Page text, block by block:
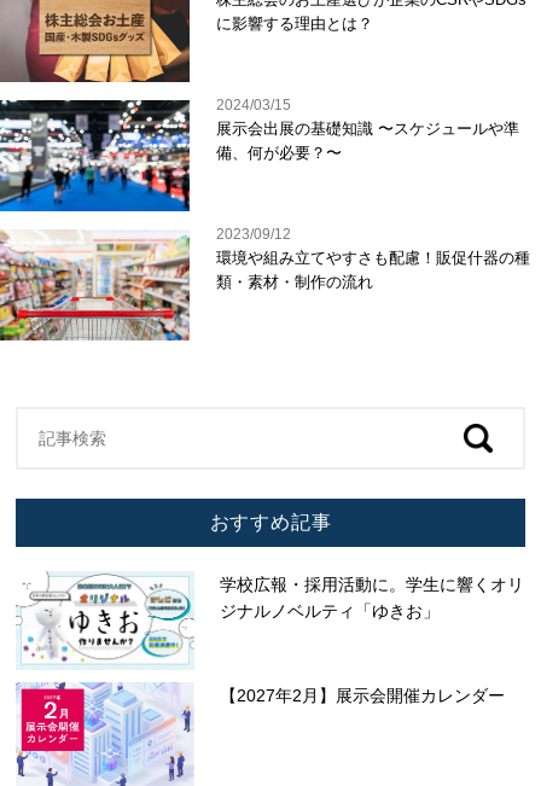
に影響する理由とは？
2024/03/15
展示会出展の基礎知識 〜スケジュールや準
備、何が必要？〜
2023/09/12
環境や組み立てやすさも配慮！販促什器の種
類・素材・制作の流れ
おすすめ記事
学校広報・採用活動に。学生に響くオリ
ジナルノベルティ「ゆきお」
【2027年2月】展示会開催カレンダー